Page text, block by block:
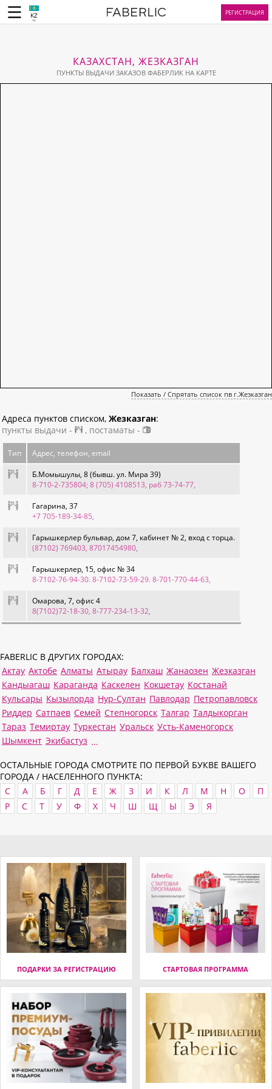
KZ РЕГИСТРАЦИЯ
КАЗАХСТАН, ЖЕЗКАЗГАН
ПУНКТЫ ВЫДАЧИ ЗАКАЗОВ ФАБЕРЛИК НА КАРТЕ
Показать / Спрятать список пв г.Жезказган
Адреса пунктов списком, Жезказган:
пункты выдачи -
, постаматы -
Тип Адрес, телефон, email
Б.Момышулы, 8 (бывш. ул. Мира 39)
8-710-2-735804; 8 (705) 4108513, раб 73-74-77,
Гагарина, 37
+7 705-189-34-85,
Гарышкерлер бульвар, дом 7, кабинет № 2, вход с торца.
(87102) 769403, 87017454980,
Гарышкерлер, 15, офис № 34
8-7102-76-94-30. 8-7102-73-59-29. 8-701-770-44-63,
Омарова, 7, офис 4
8(7102)72-18-30, 8-777-234-13-32,
FABERLIC В ДРУГИХ ГОРОДАХ:
Актау Актобе Алматы Атырау Балхаш Жанаозен Жезказган
Кандыагаш Караганда Каскелен Кокшетау Костанай
Кульсары Кызылорда Нур-Султан Павлодар Петропавловск
Риддер Сатпаев Семей Степногорск Талгар Талдыкорган
Тараз Темиртау Туркестан Уральск Усть-Каменогорск
Шымкент Экибастуз ...
ОСТАЛЬНЫЕ ГОРОДА СМОТРИТЕ ПО ПЕРВОЙ БУКВЕ ВАШЕГО
ГОРОДА / НАСЕЛЕННОГО ПУНКТА:
C
А Б Г Д Е Ж З И К Л М Н О
П
Р
С Т У Ф Х Ч Ш Щ Ы Э Я
ПОДАРКИ ЗА РЕГИСТРАЦИЮ СТАРТОВАЯ ПРОГРАММА